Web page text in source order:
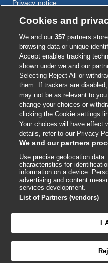
Privacy notice
Cookie policy
Accessibility
External
link
opens
in
a
new
window
External
link
opens
in
a
new
window
External
link
opens
in
a
new
window
link
opens
in
a
new
window
in
a
© BMJ Publishing Group 2026
ISSN 2515-9615
Cookies and
We and our357 partners
browsing data or unique
Accept enables tracking
shown under we and our
Selecting Reject All or
them. If trackers are
may not be as relevant to
change your choices or
clicking the Cookie settings
Your choices will have effect
details, refer to our Privacy
We and our partners
Use precise geolocation
characteristics for
information on a device.
advertising and content
services development.
List of Partners (vendors)
I